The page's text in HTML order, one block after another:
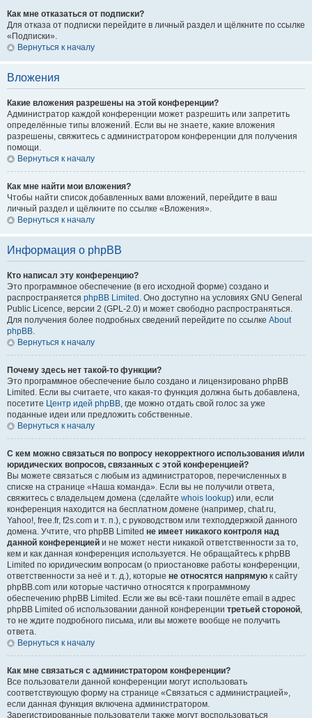
Как мне отказаться от подписки?
Для отказа от подписки перейдите в личный раздел и щёлкните по ссылке
«Подписки».
Вернуться к началу
Вложения
Какие вложения разрешены на этой конференции?
Администратор каждой конференции может разрешить или запретить
определённые типы вложений. Если вы не знаете, какие вложения
разрешены, свяжитесь с администратором конференции для получения
помощи.
Вернуться к началу
Как мне найти мои вложения?
Чтобы найти список добавленных вами вложений, перейдите в ваш
личный раздел и щёлкните по ссылке «Вложения».
Вернуться к началу
Информация о phpBB
Кто написал эту конференцию?
Это программное обеспечение (в его исходной форме) создано и
распространяется phpBB Limited . Оно доступно на условиях GNU General
Public Licence, версии 2 (GPL-2.0) и может свободно распространяться.
Для получения более подробных сведений перейдите по ссылке About
phpBB.
Вернуться к началу
Почему здесь нет такой-то функции?
Это программное обеспечение было создано и лицензировано phpBB
Limited. Если вы считаете, что какая-то функция должна быть добавлена,
посетите Центр идей phpBB, где можно отдать свой голос за уже
поданные идеи или предложить собственные.
Вернуться к началу
С кем можно связаться по вопросу некорректного использования и/или
юридических вопросов, связанных с этой конференцией?
Вы можете связаться с любым из администраторов, перечисленных в
списке на странице «Наша команда». Если вы не получили ответа,
свяжитесь с владельцем домена (сделайте whois lookup) или, если
конференция находится на бесплатном домене (например, chat.ru,
Yahoo!, free.fr, f2s.com и т. п.), с руководством или техподдержкой данного
домена. Учтите, что phpBB Limited не имеет никакого контроля над
данной конференцией и не может нести никакой ответственности за то,
кем и как данная конференция используется. Не обращайтесь к phpBB
Limited по юридическим вопросам (о приостановке работы конференции,
ответственности за неё и т. д.), которые не относятся напрямую к сайту
phpBB.com или которые частично относятся к программному
обеспечению phpBB Limited. Если же вы всё-таки пошлёте email в адрес
phpBB Limited об использовании данной конференции третьей стороной,
то не ждите подробного письма, или вы можете вообще не получить
ответа.
Вернуться к началу
Как мне связаться с администратором конференции?
Все пользователи данной конференции могут использовать
соответствующую форму на странице «Связаться с администрацией»,
если данная функция включена администратором.
Зарегистрированные пользователи также могут воспользоваться